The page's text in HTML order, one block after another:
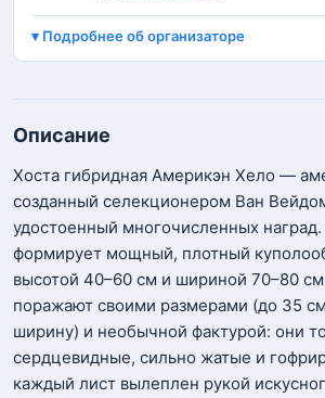
Подробнее об организаторе
Описание
Хоста гибридная Америкэн Хело —
созданный селекционером Ван
удостоенный многочисленных
формирует мощный, плотный
высотой 40–60 см и шириной 70–80
поражают своими размерами (до 35
ширину) и необычной фактурой: они
сердцевидные, сильно жатые и
каждый лист вылеплен рукой